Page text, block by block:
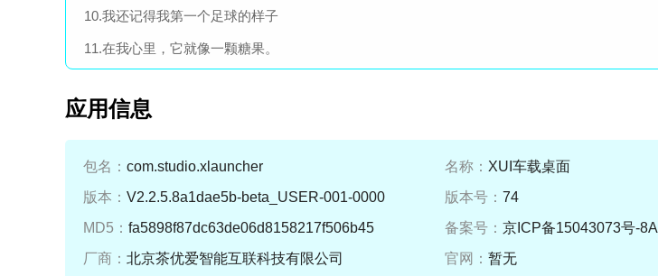
10.我还记得我第一个足球的样子
11.在我心里，它就像一颗糖果。
应用信息
包名： com.studio.xlauncher 名称： XUI车载桌面
版本： V2.2.5.8a1dae5b-beta_USER-001-0000 版本号： 74
MD5： fa5898f87dc63de06d8158217f506b45 备案号： 京ICP备15043073号-8A
厂商： 北京茶优爱智能互联科技有限公司 官网： 暂无